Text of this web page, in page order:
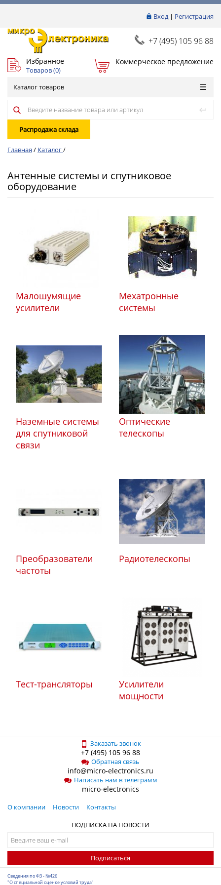
Вход| Регистрация
+7 (495) 105 96 88
Избранное
Товаров (0)
Коммерческое предложение
Каталог товаров
Распродажа склада
Главная / Каталог/
Антенные системы и спутниковое
оборудование
Малошумящие
усилители
Мехатронные
системы
Наземные системы
для спутниковой
связи
Оптические
телескопы
Преобразователи
частоты
Радиотелескопы
Тест-трансляторы
Усилители
мощности
Заказать звонок
+7 (495) 105 96 88
Обратная связь
info@micro-electronics.ru
Написать нам в телеграмм
micro-electronics
О компании Новости
Контакты
ПОДПИСКА НА НОВОСТИ
Подписаться
Сведения по ФЗ - №426
"О специальной оценке условий труда"